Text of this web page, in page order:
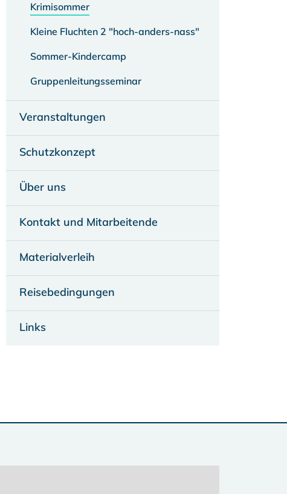
Krimisommer
Kleine Fluchten 2 "hoch-anders-nass"
Sommer-Kindercamp
Gruppenleitungsseminar
Veranstaltungen
Schutzkonzept
Über uns
Kontakt und Mitarbeitende
Materialverleih
Reisebedingungen
Links